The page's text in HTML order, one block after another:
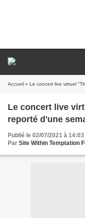
Accueil » Le concert live virtuel
Le concert live
reporté d'une
Publié le 02/07/2021 à 14:03
Par Site Within Temptation